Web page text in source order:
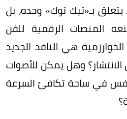
بـ«تيك توك» وحده، بل
المنصات الرقمية للفن
هي الناقد الجديد
وهل يمكن للأصوات
في ساحة تكافئ السرعة